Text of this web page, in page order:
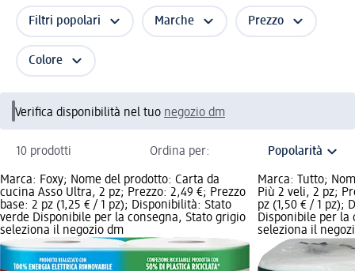
Filtri popolari Marche Prezzo
Colore
Verifica disponibilità nel tuo negozio dm
10 prodotti Ordina per:
Marca: Foxy; Nome del prodotto: Carta da
cucina Asso Ultra, 2 pz; Prezzo: 2,49 €; Prezzo
base: 2 pz (1,25 € / 1 pz); Disponibilità: Stato
verde Disponibile per la consegna, Stato grigio
seleziona il negozio dm
Marca: Tutto;
Più 2 veli, 2 pz;
pz (1,50 € / 1 pz);
Disponibile per la
seleziona il